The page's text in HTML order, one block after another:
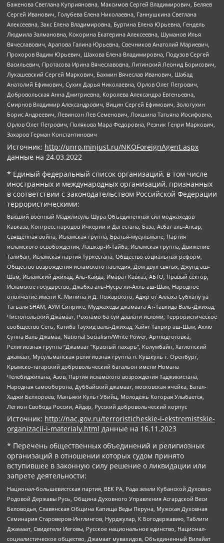
Баженова Светлана Куприяновна, Максимов Сергей Владимирович, Беляев
Сергей Иванович, Голубева Елена Николаевна, Ганнушкина Светлана
Алексеевна, Закс Елена Владимировна, Буртина Елена Юрьевна, Гендель
Людмила Залмановна, Кокорина Екатерина Алексеевна, Шуманов Илья
Вячеславович, Арапова Галина Юрьевна, Свечников Анатолий Мариевич,
Прохоров Вадим Юрьевич, Шахова Елена Владимировна, Подузов Сергей
Васильевич, Протасова Ирина Вячеславовна, Литинский Леонид Борисович,
Лукашевский Сергей Маркович, Бахмин Вячеслав Иванович, Шабад
Анатолий Ефимович, Сухих Дарья Николаевна, Орлов Олег Петрович,
Добровольская Анна Дмитриевна, Королева Александра Евгеньевна,
Смирнов Владимир Александрович, Вицин Сергей Ефимович, Золотухин
Борис Андреевич, Левинсон Лев Семенович, Локшина Татьяна Иосифовна,
Орлов Олег Петрович, Полякова Мара Федоровна, Резник Генри Маркович,
Захаров Герман Константинович
Источник: http://unro.minjust.ru/NKOForeignAgent.aspx
данные на 24.03.2022
* Единый федеральный список организаций, в том числе
иностранных и международных организаций, признанных
в соответствии с законодательством Российской Федерации
террористическими:
Высший военный Маджлисуль Шура Объединенных сил моджахедов
Кавказа, Конгресс народов Ичкерии и Дагестана, База, Асбат аль-Ансар,
Священная война, Исламская группа, Братья-мусульмане, Партия
исламского освобождения, Лашкар-И-Тайба, Исламская группа, Движение
Талибан, Исламская партия Туркестана, Общество социальных реформ,
Общество возрождения исламского наследия, Дом двух святых, Джунд аш-
Шам, Исламский джихад, Аль-Каида, Имарат Кавказ, АБТО, Правый сектор,
Исламское государство, Джабха аль-Нусра ли-Ахль аш-Шам, Народное
ополчение имени К. Минина и Д. Пожарского, Аджр от Аллаха Субхану уа
Тагьаля SHAM, АУМ Синрике, Муджахеды джамаата Ат-Тавхида Валь-Джихад,
Чистопольский Джамаат, Рохнамо ба суи давлати исломи, Террористическое
сообщество Сеть, Катиба Таухид валь-Джихад, Хайят Тахрир аш-Шам, Ахлю
Сунна Валь Джамаа, National Socialism/White Power, Артподготовка,
Религиозная группа “Джамаат “Красный пахарь”, Колумбайн, Хатлонский
джамаат, Мусульманская религиозная группа п. Кушкуль г. Оренбург,
Крымско-татарский добровольческий батальон имени Номана
Челебиджихана, Азов, Партия исламского возрождения Таджикистана,
Народная самооборона, Дуббайский джамаат, московская ячейка, Батал-
Хаджи Белхороев, Маньяки Культ Убийц, Молодёжь Которая Улыбается,
Легион Свобода России, Айдар, Русский добровольческий корпус
Источник: http://nac.gov.ru/terroristicheskie-i-ekstremistskie-
organizacii-i-materialy.html данные на 16.11.2023
* Перечень общественных объединений и религиозных
организаций в отношении которых судом принято
вступившее в законную силу решение о ликвидации или
запрете деятельности:
Национал-большевистская партия, ВЕК РА, Рада земли Кубанской Духовно
Родовой Державы Русь, Община Духовного Управления Асгардской Веси
Беловодья, Славянская Община Капища Веды Перуна, Мужская Духовная
Семинария Староверов-Инглингов, Нурджулар, К Богодержавию, Таблиги
Джамаат, Свидетели Иеговы, Русское национальное единство, Национал-
социалистическое общество, Джамаат мувахидов, Объединенный Вилайат